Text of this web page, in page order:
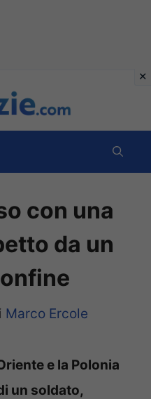
con una
da un
Marco Ercole
e la Polonia
un soldato,